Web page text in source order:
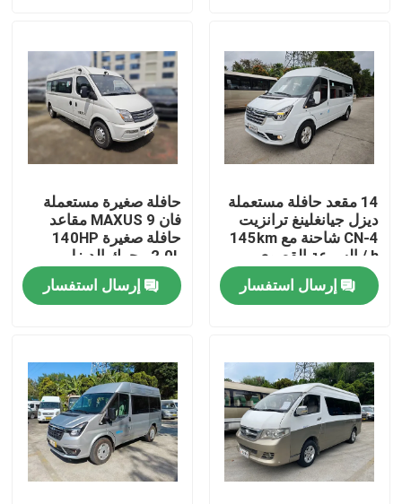
فيديوهات
عرض الواقع الافتراضي
معلومات عنا
جولة في المعمل
أخبار
حالات
14 مقعد حافلة مستعملة
ديزل جيانغلينغ ترانزيت
CN-4 شاحنة مع 145km
/ h السرعة القصوى
إرسال استفسار
حافلة صغيرة مستعملة
فان MAXUS 9 مقاعد
حافلة صغيرة 140HP
2.0L محرك الديزل
إرسال استفسار